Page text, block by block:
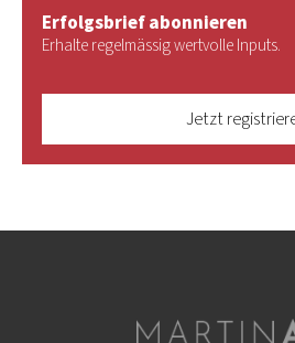
Erfolgsbrief abonnieren
Erhalte regelmässig wertvolle Inputs.
Jetzt